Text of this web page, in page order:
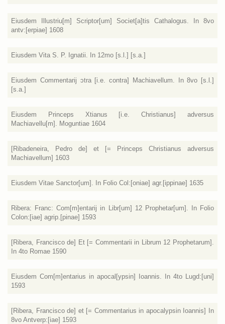
Eiusdem Illustriu[m] Scriptor[um] Societ[a]tis Cathalogus. In 8vo
antv:[erpiae] 1608
Eiusdem Vita S. P. Ignatii. In 12mo [s.l.] [s.a.]
Eiusdem Commentarij ɔtra [i.e. contra] Machiavellum. In 8vo [s.l.]
[s.a.]
Eiusdem Princeps Xtianus [i.e. Christianus] adversus
Machiavellu[m]. Moguntiae 1604
[Ribadeneira, Pedro de] et [= Princeps Christianus adversus
Machiavellum] 1603
Eiusdem Vitae Sanctor[um]. In Folio Col:[oniae] agr.[ippinae] 1635
Ribera: Franc: Com[m]entarij in Libr[um] 12 Prophetar[um]. In Folio
Colon:[iae] agrip.[pinae] 1593
[Ribera, Francisco de] Et [= Commentarii in Librum 12 Prophetarum].
In 4to Romae 1590
Eiusdem Com[m]entarius in apocal[ypsin] Ioannis. In 4to Lugd:[uni]
1593
[Ribera, Francisco de] et [= Commentarius in apocalypsin Ioannis] In
8vo Antverp:[iae] 1593